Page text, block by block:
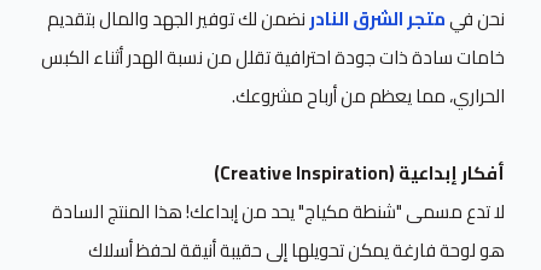
نحن فيمتجر الشرق النادرنضمن لك توفير الجهد والمال بتقديم
خامات سادة ذات جودة احترافية تقلل من نسبة الهدر أثناء الكبس
الحراري، مما يعظم من أرباح مشروعك.
أفكار إبداعية (Creative Inspiration)
لا تدع مسمى "شنطة مكياج" يحد من إبداعك! هذا المنتج السادة
هو لوحة فارغة يمكن تحويلها إلى حقيبة أنيقة لحفظ أسلاك